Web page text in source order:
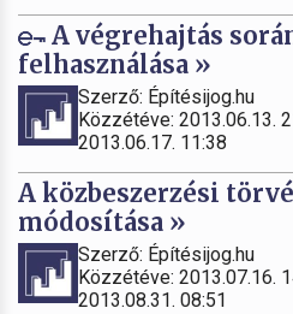
A végrehajtás
felhasználása »
Szerző: Építésijog.hu
Közzétéve: 2013.06.13.
2013.06.17. 11:38
A közbeszerzési
módosítása »
Szerző: Építésijog.hu
Közzétéve: 2013.07.16.
2013.08.31. 08:51